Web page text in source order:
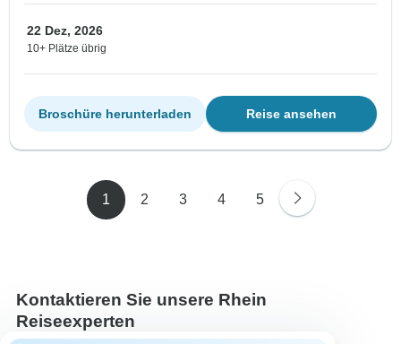
22 Dez, 2026
10+ Plätze übrig
Reise ansehen
Broschüre herunterladen
1 2 3 4 5
Kontaktieren Sie unsere Rhein
Reiseexperten